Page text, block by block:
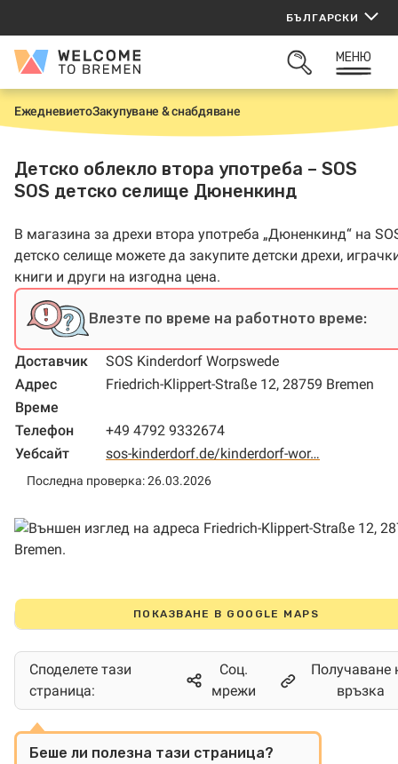
съдържанието
БЪЛГАРСКИ
Welcome
ОТВОРИ
МЕНЮ
Н
а
а
л
о
ЕжедневиетоЗакупуване & снабдяване
Детско облекло втора употреба – SOS
SOS детско селище Дюненкинд
В магазина за дрехи втора употреба „Дюненкинд“ на
детско селище можете да закупите детски дрехи,
книги и други на изгодна цена.
Влезте по време на работното време:
Доставчик
SOS Kinderdorf Worpswede
Адрес
Friedrich-Klippert-Straße 12, 28759 Bremen
Време
Телефон
+49 4792 9332674
Уебсайт
sos-kinderdorf.de/kinderdorf-wor…
Последна проверка: 26.03.2026
ПОКАЗВАНЕ В GOOGLE MAPS
Споделете тази
страница:
Соц.
мрежи
Получаване
връзка
Беше ли полезна тази страница?